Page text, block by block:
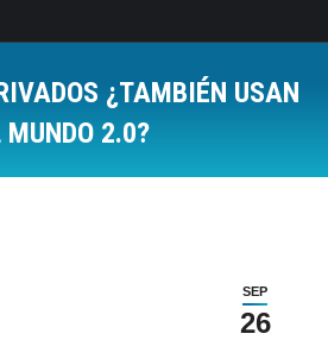
¿TAMBIÉN USAN
MUNDO 2.0?
SEP
26